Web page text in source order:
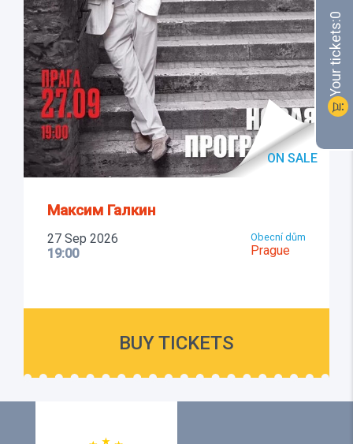
ON SALE
Максим Галкин
27 Sep 2026
19:00
Obecní dům
Prague
BUY TICKETS
shopping_cart
Your tickets:
0